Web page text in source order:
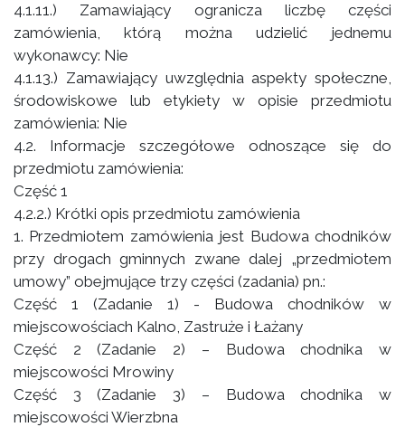
4.1.11.) Zamawiający ogranicza liczbę części
zamówienia, którą można udzielić jednemu
wykonawcy: Nie
4.1.13.) Zamawiający uwzględnia aspekty społeczne,
środowiskowe lub etykiety w opisie przedmiotu
zamówienia: Nie
4.2. Informacje szczegółowe odnoszące się do
przedmiotu zamówienia:
Część 1
4.2.2.) Krótki opis przedmiotu zamówienia
1. Przedmiotem zamówienia jest Budowa chodników
przy drogach gminnych zwane dalej „przedmiotem
umowy” obejmujące trzy części (zadania) pn.:
Część 1 (Zadanie 1) - Budowa chodników w
miejscowościach Kalno, Zastruże i Łażany
Część 2 (Zadanie 2) – Budowa chodnika w
miejscowości Mrowiny
Część 3 (Zadanie 3) – Budowa chodnika w
miejscowości Wierzbna